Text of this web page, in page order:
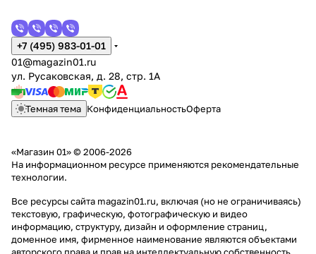
+7 (495) 983-01-01
01@magazin01.ru
ул. Русаковская, д. 28, стр. 1А
Темная тема КонфиденциальностьОферта
«Магазин 01» © 2006-2026
На информационном ресурсе применяются рекомендательные
технологии.
Все ресурсы сайта magazin01.ru, включая (но не ограничиваясь)
текстовую, графическую, фотографическую и видео
информацию, структуру, дизайн и оформление страниц,
доменное имя, фирменное наименование являются объектами